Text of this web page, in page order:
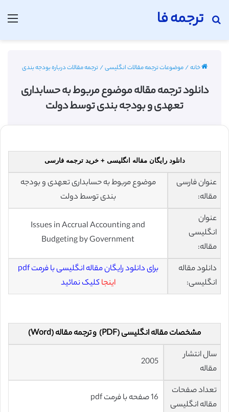
ترجمه فا
جستجو برای
خانه/موضوعات ترجمه مقالات انگلیسی/ترجمه مقالات درباره بودجه بندی
دانلود ترجمه مقاله موضوع مربوط به حسابداری
تعهدی و بودجه بندی توسط دولت
دانلود رایگان مقاله انگلیسی + خرید ترجمه فارسی
عنوان فارسی
مقاله:
موضوع مربوط به حسابداری تعهدی و بودجه
بندی توسط دولت
عنوان
انگلیسی
مقاله:
Issues in Accrual Accounting and
Budgeting by Government
دانلود مقاله
انگلیسی:
برای دانلود رایگان مقاله انگلیسی با فرمت pdf
اینجاکلیک نمائید
مشخصات مقاله انگلیسی (PDF) و ترجمه مقاله (Word)
سال انتشار
مقاله
تعداد صفحات
مقاله انگلیسی